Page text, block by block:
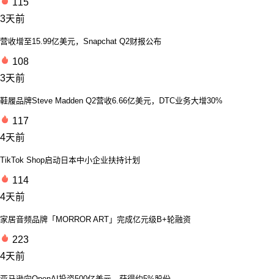
3天前
营收增至15.99亿美元，Snapchat Q2财报公布
108
3天前
鞋履品牌Steve Madden Q2营收6.66亿美元，DTC业务大增30%
117
4天前
TikTok Shop启动日本中小企业扶持计划
114
4天前
家居音频品牌「MORROR ART」完成亿元级B+轮融资
223
4天前